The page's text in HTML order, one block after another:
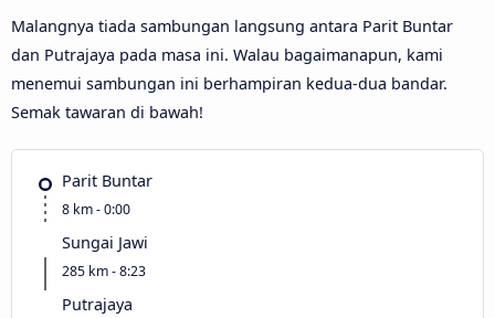
Malangnya tiada sambungan langsung antara Parit Buntar
dan Putrajaya pada masa ini. Walau bagaimanapun, kami
menemui sambungan ini berhampiran kedua-dua bandar.
Semak tawaran di bawah!
Parit Buntar
8 km - 0:00
Sungai Jawi
285 km - 8:23
Putrajaya